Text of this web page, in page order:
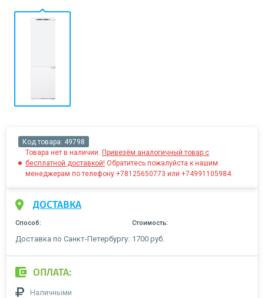
Код товара: 49798
Товара нет в наличии. Привезём аналогичный товар с
бесплатной доставкой! Обратитесь пожалуйста к нашим
менеджерам по телефону +78125650773 или +74991105984.
ДОСТАВКА
Способ: Стоимость:
Доставка по Санкт-Петербургу: 1700 руб.
ОПЛАТА:
Наличными